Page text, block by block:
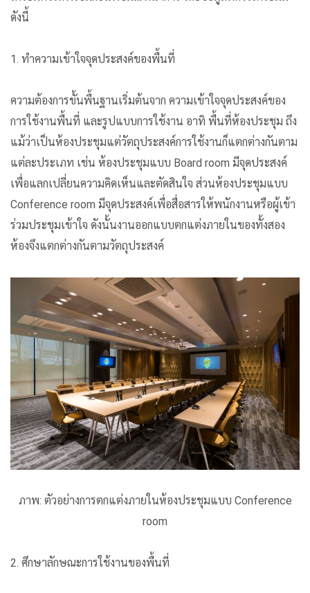
ดังนี้
1. ทำความเข้าใจจุดประสงค์ของพื้นที่
ความต้องการขั้นพื้นฐานเริ่มต้นจาก ความเข้าใจจุดประสงค์ของ
การใช้งานพื้นที่ และรูปแบบการใช้งาน อาทิ พื้นที่ห้องประชุม ถึง
แม้ว่าเป็นห้องประชุมแต่วัตถุประสงค์การใช้งานก็แตกต่างกันตาม
แต่ละประเภท เช่น ห้องประชุมแบบ Board room มีจุดประสงค์
เพื่อแลกเปลี่ยนความคิดเห็นและตัดสินใจ ส่วนห้องประชุมแบบ
Conference room มีจุดประสงค์เพื่อสื่อสารให้พนักงานหรือผู้เข้า
ร่วมประชุมเข้าใจ ดังนั้นงานออกแบบตกแต่งภายในของทั้งสอง
ห้องจึงแตกต่างกันตามวัตถุประสงค์
ภาพ: ตัวอย่างการตกแต่งภายในห้องประชุมแบบ Conference
room
2. ศึกษาลักษณะการใช้งานของพื้นที่